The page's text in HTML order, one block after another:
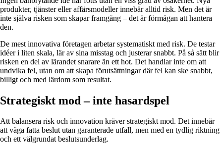
produkter, tjänster eller affärsmodeller innebär alltid risk. Men det är
inte själva risken som skapar framgång – det är förmågan att hantera
den.
De mest innovativa företagen arbetar systematiskt med risk. De testar
idéer i liten skala, lär av sina misstag och justerar snabbt. På så sätt blir
risken en del av lärandet snarare än ett hot. Det handlar inte om att
undvika fel, utan om att skapa förutsättningar där fel kan ske snabbt,
billigt och med lärdom som resultat.
Strategiskt mod – inte hasardspel
Att balansera risk och innovation kräver strategiskt mod. Det innebär
att våga fatta beslut utan garanterade utfall, men med en tydlig riktning
och ett välgrundat beslutsunderlag.